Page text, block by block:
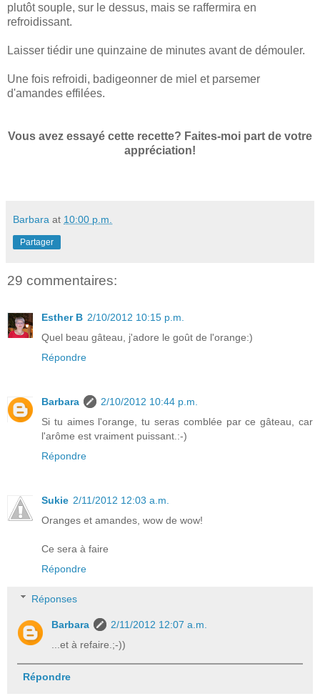
plutôt souple, sur le dessus, mais se raffermira en
refroidissant.
Laisser tiédir une quinzaine de minutes avant de démouler.
Une fois refroidi, badigeonner de miel et parsemer
d'amandes effilées.
Vous avez essayé cette recette? Faites-moi part de votre
appréciation!
Barbara at 10:00 p.m.
Partager
29 commentaires:
Esther B 2/10/2012 10:15 p.m.
Quel beau gâteau, j'adore le goût de l'orange:)
Répondre
Barbara
2/10/2012 10:44 p.m.
Si tu aimes l'orange, tu seras comblée par ce gâteau, car
l'arôme est vraiment puissant.:-)
Répondre
Sukie 2/11/2012 12:03 a.m.
Oranges et amandes, wow de wow!
Ce sera à faire
Répondre
Réponses
Barbara
2/11/2012 12:07 a.m.
...et à refaire.;-))
Répondre